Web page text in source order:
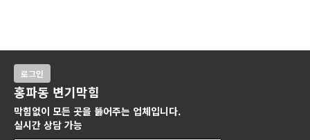
로그인
홍파동 변기막힘
막힘없이 모든 곳을 뚫어주는 업체입니다.
실시간 상담 가능